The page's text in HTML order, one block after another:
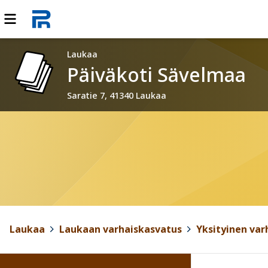
Laukaa
Päiväkoti Sävelmaa
Saratie 7, 41340 Laukaa
Laukaa Laukaan varhaiskasvatus Yksityinen